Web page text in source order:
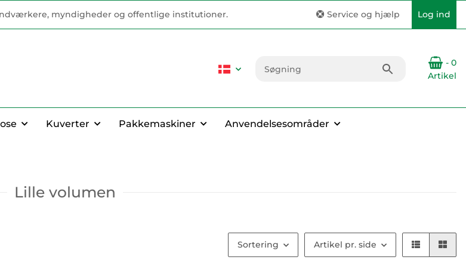
myndigheder og offentlige institutioner. Service og hjælp Log ind
- 0
Artikel
Kuverter Pakkemaskiner Anvendelsesområder
Lille volumen
Sortering Artikel pr. side